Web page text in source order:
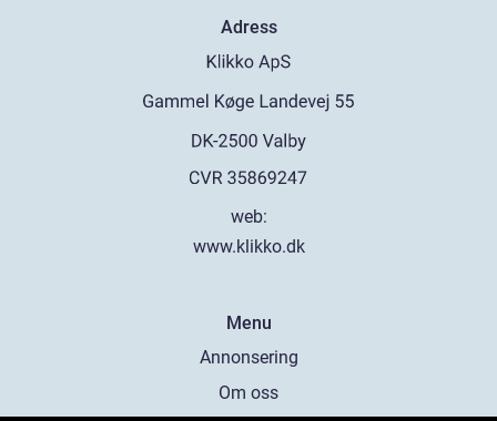
Adress
web:
www.klikko.dk
Menu
Annonsering
Om oss